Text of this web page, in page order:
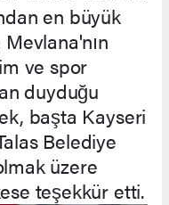
en büyük
ve spor
duyduğu
başta Kayseri
Belediye
üzere
teşekkür etti.